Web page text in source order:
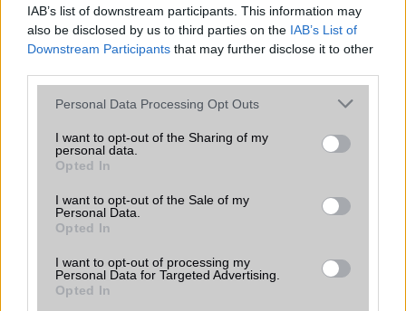
IAB’s list of downstream participants. This information may
also be disclosed by us to third parties on the IAB’s List of
Downstream Participants that may further disclose it to other
Please note that this website/app uses one or more Google
not limited to your visit or usage behaviour. You may click to
grant or deny consent to Google and its third-party tags to
use your data for below specified purposes in below Google
consent section.
Personal Data Processing Opt Outs
I want to opt-out of the Sharing of my
personal data.
Opted In
I want to opt-out of the Sale of my
Personal Data.
Opted In
I want to opt-out of processing my
Personal Data for Targeted Advertising.
Opted In
iPhone 18 bemutató dátum - ekkor
rántja le a leplet az Apple az új
csúcsmobilokról
2026.06.29| Phone Arena
A szeptemberi eseményen az iPhone 18 Pro modellek
mellett a régóta pletykált hajlítható iPhone Ultra is
bemutatkozhat, miközben az áremelésekről szóló
találgatások továbbra is beárnyékolják a rajtot.
funkció, amely észrevétlenül könnyíti
meg a mindennapokat
Sok felhasználó külön alkalmazásokra esküszik, pedig az
Android már évek óta olyan intelligens funkciókat kínál,
amelyek maguktól dolgoznak a háttérben.